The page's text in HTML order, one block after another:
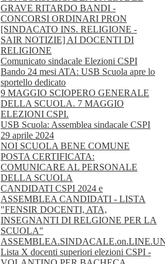
GRAVE RITARDO BANDI -
CONCORSI ORDINARI PRON
[SINDACATO INS. RELIGIONE -
SAIR NOTIZIE] AI DOCENTI DI
RELIGIONE
Comunicato sindacale Elezioni CSPI
Bando 24 mesi ATA: USB Scuola apre lo
sportello dedicato
9 MAGGIO SCIOPERO GENERALE
DELLA SCUOLA. 7 MAGGIO
ELEZIONI CSPI.
USB Scuola: Assemblea sindacale CSPI
29 aprile 2024
NOI SCUOLA BENE COMUNE
POSTA CERTIFICATA:
COMUNICARE AL PERSONALE
DELLA SCUOLA
CANDIDATI CSPI 2024 e
ASSEMBLEA CANDIDATI - LISTA
"FENSIR DOCENTI, ATA,
INSEGNANTI DI RELGIONE PER LA
SCUOLA"
Lista X docenti superiori elezioni CSPI -